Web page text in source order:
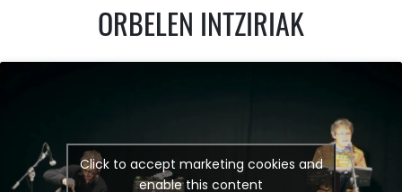
ORBELEN INTZIRIAK
Click to accept marketing cookies and
enable this content